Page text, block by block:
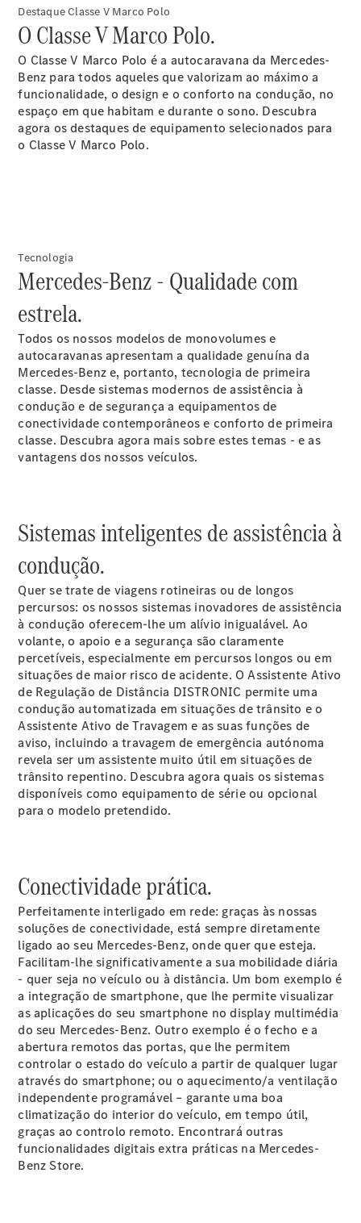
Todos os
Compactos
Classe A
Limousine
compacta
Classe B
Todos os
Coupés
CLE Coupé
Mercedes-
AMG GT
Coupé
Mercedes-
AMG GT 4
Configurador
Showroom
Online
Cabrio
Todos os
Cabrios
CLE Cabrio
Mercedes-
AMG SL
Roadster
Novo
Mercedes-
Configurador
Showroom
Online
Grand Limousine
VLE Novo Elétrico
Configurador
Showroom
Destaque Classe V Marco Polo
O Classe V Marco Polo.
O Classe V Marco Polo é a autocaravana da Mercedes-
Benz para todos aqueles que valorizam ao máximo a
funcionalidade, o design e o conforto na condução, no
espaço em que habitam e durante o sono. Descubra
agora os destaques de equipamento selecionados para
o Classe V Marco Polo.
Tecnologia
Mercedes-Benz - Qualidade com
estrela.
Todos os nossos modelos de monovolumes e
autocaravanas apresentam a qualidade genuína da
Mercedes-Benz e, portanto, tecnologia de primeira
classe. Desde sistemas modernos de assistência à
condução e de segurança a equipamentos de
conectividade contemporâneos e conforto de primeira
classe. Descubra agora mais sobre estes temas - e as
vantagens dos nossos veículos.
Sistemas inteligentes de assistência à
condução.
Quer se trate de viagens rotineiras ou de longos
percursos: os nossos sistemas inovadores de assistência
à condução oferecem-lhe um alívio inigualável. Ao
volante, o apoio e a segurança são claramente
percetíveis, especialmente em percursos longos ou em
situações de maior risco de acidente. O Assistente Ativo
de Regulação de Distância DISTRONIC permite uma
condução automatizada em situações de trânsito e o
Assistente Ativo de Travagem e as suas funções de
aviso, incluindo a travagem de emergência autónoma
revela ser um assistente muito útil em situações de
trânsito repentino. Descubra agora quais os sistemas
disponíveis como equipamento de série ou opcional
para o modelo pretendido.
Conectividade prática.
Perfeitamente interligado em rede: graças às nossas
soluções de conectividade, está sempre diretamente
ligado ao seu Mercedes-Benz, onde quer que esteja.
Facilitam-lhe significativamente a sua mobilidade diária
- quer seja no veículo ou à distância. Um bom exemplo é
a integração de smartphone, que lhe permite visualizar
as aplicações do seu smartphone no display multimédia
do seu Mercedes-Benz. Outro exemplo é o fecho e a
abertura remotos das portas, que lhe permitem
controlar o estado do veículo a partir de qualquer lugar
através do smartphone; ou o aquecimento/a ventilação
independente programável – garante uma boa
climatização do interior do veículo, em tempo útil,
graças ao controlo remoto. Encontrará outras
funcionalidades digitais extra práticas na Mercedes-
Benz Store.